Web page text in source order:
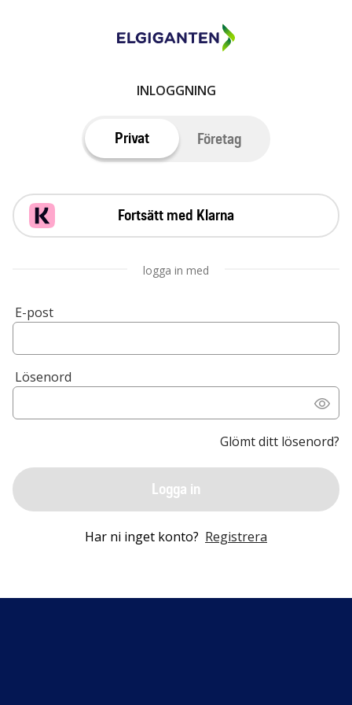
INLOGGNING
Privat Företag
Fortsätt med Klarna
logga in med
E-post
Lösenord
Glömt ditt lösenord?
Logga in
Har ni inget konto? Registrera